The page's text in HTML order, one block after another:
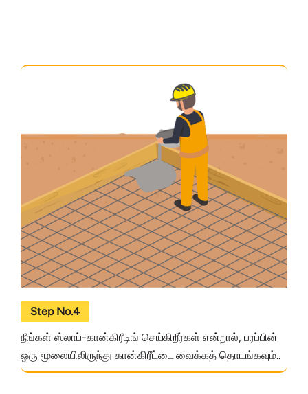
Step No.4
நீங்கள் ஸ்லாப்-கான்கிரீடிங் செய்கிறீர்கள் என்றால், பரப்பின்
ஒரு மூலையிலிருந்து கான்கிரீட்டை வைக்கத் தொடங்கவும்..